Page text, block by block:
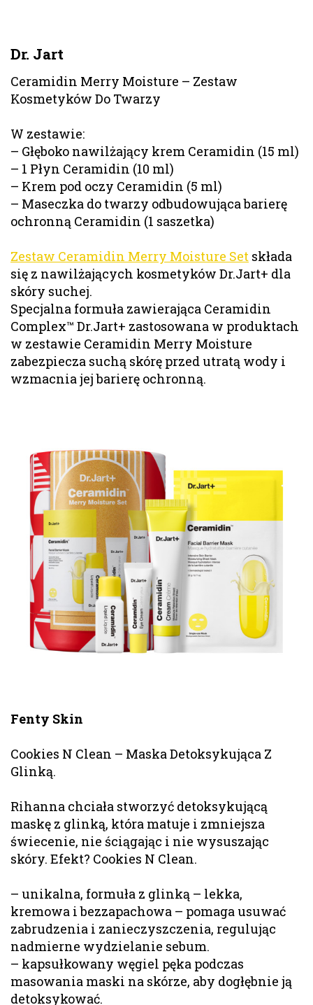
Dr. Jart
Ceramidin Merry Moisture – Zestaw
Kosmetyków Do Twarzy
W zestawie:
– Głęboko nawilżający krem Ceramidin (15 ml)
– 1 Płyn Ceramidin (10 ml)
– Krem pod oczy Ceramidin (5 ml)
– Maseczka do twarzy odbudowująca barierę
ochronną Ceramidin (1 saszetka)
Zestaw Ceramidin Merry Moisture Set składa
się z nawilżających kosmetyków Dr.Jart+ dla
skóry suchej.
Specjalna formuła zawierająca Ceramidin
Complex™ Dr.Jart+ zastosowana w produktach
w zestawie Ceramidin Merry Moisture
zabezpiecza suchą skórę przed utratą wody i
wzmacnia jej barierę ochronną.
Fenty Skin
Cookies N Clean – Maska Detoksykująca Z
Glinką.
Rihanna chciała stworzyć detoksykującą
maskę z glinką, która matuje i zmniejsza
świecenie, nie ściągając i nie wysuszając
skóry. Efekt? Cookies N Clean.
– unikalna, formuła z glinką – lekka,
kremowa i bezzapachowa – pomaga usuwać
zabrudzenia i zanieczyszczenia, regulując
nadmierne wydzielanie sebum.
– kapsułkowany węgiel pęka podczas
masowania maski na skórze, aby dogłębnie ją
detoksykować.